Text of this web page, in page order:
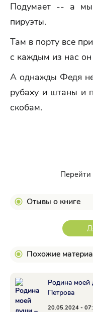
Подумает -- а мы
пируэты.
Там в порту все
с каждым из нас
А однажды Федя
рубаху и штаны и
скобам.
Перейти
Отывы о книге
Похожие
Родина моей
Петрова
20.05.2024 -